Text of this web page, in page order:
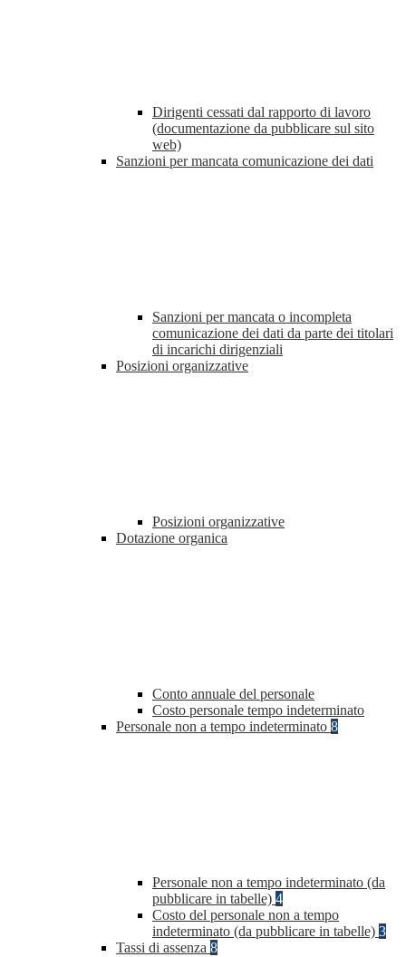
Dirigenti cessati dal rapporto di lavoro
(documentazione da pubblicare sul sito
web)
Sanzioni per mancata comunicazione dei dati
Sanzioni per mancata o incompleta
comunicazione dei dati da parte dei titolari
di incarichi dirigenziali
Posizioni organizzative
Posizioni organizzative
Dotazione organica
Conto annuale del personale
Costo personale tempo indeterminato
Personale non a tempo indeterminato 8
Personale non a tempo indeterminato (da
pubblicare in tabelle) 4
Costo del personale non a tempo
indeterminato (da pubblicare in tabelle) 3
Tassi di assenza 8